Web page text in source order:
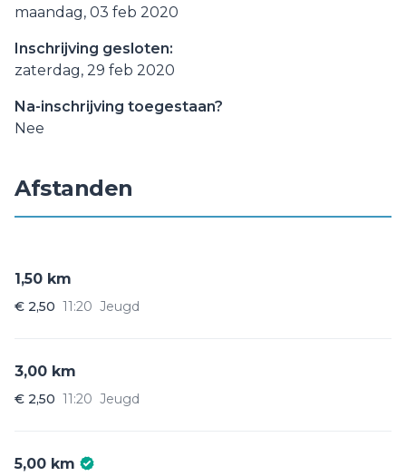
maandag, 03 feb 2020
Inschrijving gesloten:
zaterdag, 29 feb 2020
Na-inschrijving toegestaan?
Nee
Afstanden
1,50 km
11:20 Jeugd
€ 2,50
3,00 km
11:20 Jeugd
€ 2,50
5,00 km